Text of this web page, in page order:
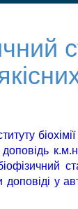
доповіді